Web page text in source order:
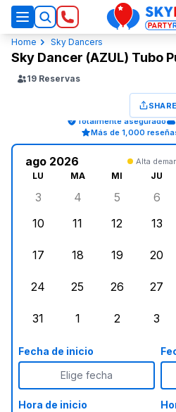
SkyHigh
Home Sky Dancers
Sky Dancer (AZUL) Tubo
19 Reservas
SHARE
Totalmente asegurado
Más de 1,000
ago 2026 Alta
LU MA MI JU
lunes, agosto 3, 2026
3
martes, agosto 4,
4
miércoles,
5 6
10
11
12
13
17
18
19
20
24
25
26
27
31
1
2
3
Fecha de inicio
Elige fecha
Hora de inicio